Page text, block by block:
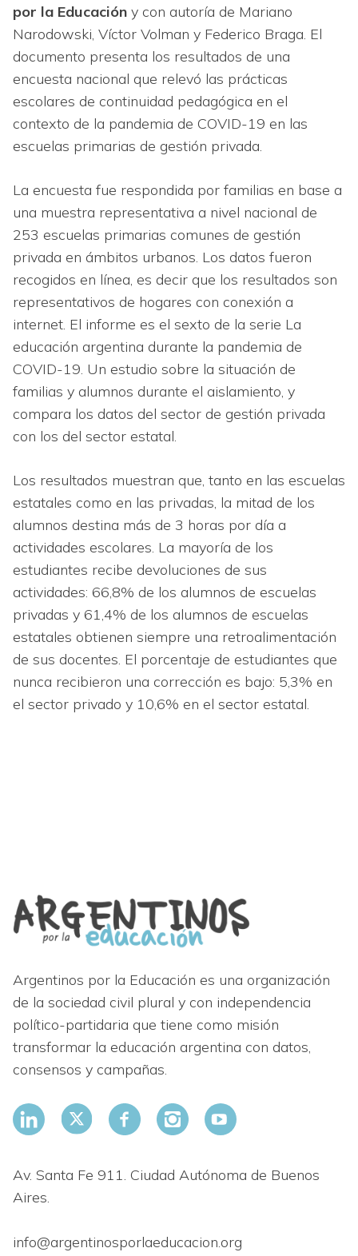
por la Educación y con autoría de Mariano
Narodowski, Víctor Volman y Federico Braga. El
documento presenta los resultados de una
encuesta nacional que relevó las prácticas
escolares de continuidad pedagógica en el
contexto de la pandemia de COVID-19 en las
escuelas primarias de gestión privada.
La encuesta fue respondida por familias en base a
una muestra representativa a nivel nacional de
253 escuelas primarias comunes de gestión
privada en ámbitos urbanos. Los datos fueron
recogidos en línea, es decir que los resultados son
representativos de hogares con conexión a
internet. El informe es el sexto de la serie La
educación argentina durante la pandemia de
COVID-19. Un estudio sobre la situación de
familias y alumnos durante el aislamiento, y
compara los datos del sector de gestión privada
con los del sector estatal.
Los resultados muestran que, tanto en las escuelas
estatales como en las privadas, la mitad de los
alumnos destina más de 3 horas por día a
actividades escolares. La mayoría de los
estudiantes recibe devoluciones de sus
actividades: 66,8% de los alumnos de escuelas
privadas y 61,4% de los alumnos de escuelas
estatales obtienen siempre una retroalimentación
de sus docentes. El porcentaje de estudiantes que
nunca recibieron una corrección es bajo: 5,3% en
el sector privado y 10,6% en el sector estatal.
Argentinos por la Educación es una organización
de la sociedad civil plural y con independencia
político-partidaria que tiene como misión
transformar la educación argentina con datos,
consensos y campañas.
Av. Santa Fe 911. Ciudad Autónoma de Buenos
Aires.
info@argentinosporlaeducacion.org